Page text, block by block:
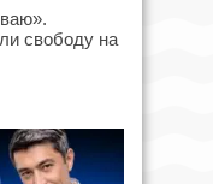
свободу на